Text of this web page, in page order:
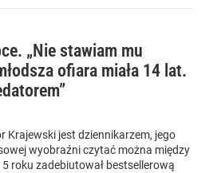
„Nie stawiam mu
ofiara miała 14 lat.
Krajewski jest dziennikarzem, jego
wyobraźni czytać można między
roku zadebiutował bestsellerową